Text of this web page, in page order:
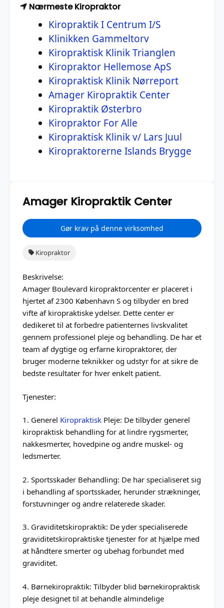
Nærmeste Kiropraktor
Kiropraktik I Centrum I/S
Klinikken Gammeltorv
Kiropraktisk Klinik Trianglen
Kiropraktor Hellemose ApS
Kiropraktisk Klinik Nørreport
Amager Kiropraktik Center
Kiropraktik Østerbro
Kiropraktor For Alle
Kiropraktisk Klinik v/ Lars Juul
Kiropraktorerne Islands Brygge
Amager Kiropraktik Center
Gør krav på denne virksomhed
Kiropraktor
Beskrivelse:
Amager Boulevard kiropraktorcenter er placeret i
hjertet af 2300 København S og tilbyder en bred
vifte af kiropraktiske ydelser. Dette center er
dedikeret til at forbedre patienternes livskvalitet
gennem professionel pleje og behandling. De har et
team af dygtige og erfarne kiropraktorer, der
bruger moderne teknikker og udstyr for at sikre de
bedste resultater for hver enkelt patient.
Tjenester:
1. Generel Kiropraktisk Pleje: De tilbyder generel
kiropraktisk behandling for at lindre rygsmerter,
nakkesmerter, hovedpine og andre muskel- og
ledsmerter.
2. Sportsskader Behandling: De har specialiseret sig
i behandling af sportsskader, herunder strækninger,
forstuvninger og andre relaterede skader.
3. Graviditetskiropraktik: De yder specialiserede
graviditetskiropraktiske tjenester for at hjælpe med
at håndtere smerter og ubehag forbundet med
graviditet.
4. Børnekiropraktik: Tilbyder blid børnekiropraktisk
pleje designet til at behandle almindelige